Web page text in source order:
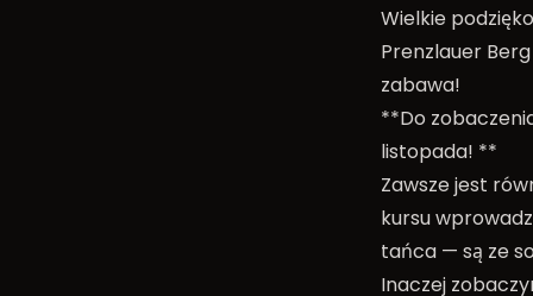
Wielkie
Prenzlauer
zabawa!
**Do
listopada! **
Zawsze jest
kursu
tańca — są ze
Inaczej